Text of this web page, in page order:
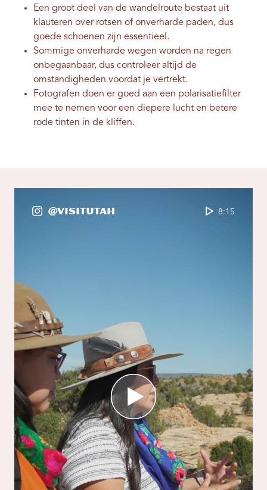
Een groot deel van de wandelroute bestaat uit
klauteren over rotsen of onverharde paden, dus
goede schoenen zijn essentieel.
Sommige onverharde wegen worden na regen
onbegaanbaar, dus controleer altijd de
omstandigheden voordat je vertrekt.
Fotografen doen er goed aan een polarisatiefilter
mee te nemen voor een diepere lucht en betere
rode tinten in de kliffen.
@VisitUtah 8:15